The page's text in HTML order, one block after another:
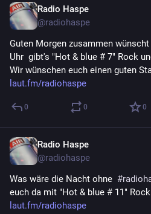
Radio Haspe
@radiohaspe
Guten Morgen zusammen
Uhr  gibt's "Hot & blue # 7" Rock
Wir wünschen euch einen guten
laut.fm/radiohaspe
0 0 0
Radio Haspe
@radiohaspe
Was wäre die Nacht ohne #
euch da mit "Hot & blue # 11" Rock
laut.fm/radiohaspe